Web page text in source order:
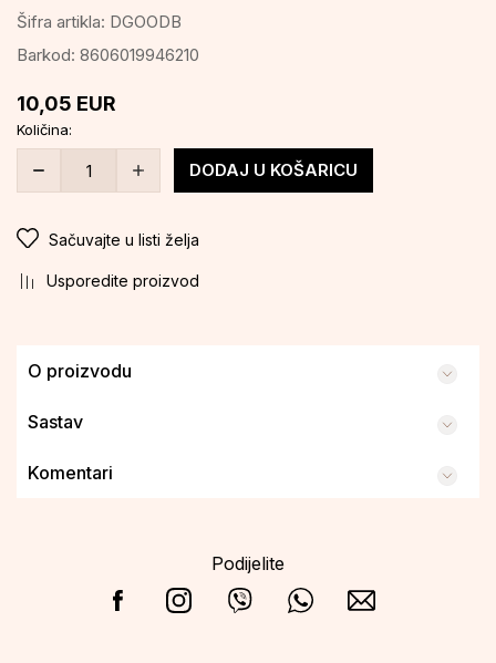
Šifra artikla: DGOODB
Barkod: 8606019946210
10,05 EUR
Količina:
DODAJ U KOŠARICU
Sačuvajte u listi želja
Usporedite proizvod
O proizvodu
Sastav
Komentari
Podijelite